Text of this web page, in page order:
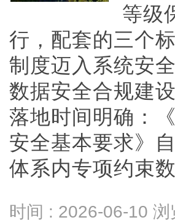
等级
行，配套的三个
制度迈入系统安
数据安全合规建
落地时间明确：
安全基本要求》
体系内专项约束
时间 : 2026-06-10 浏